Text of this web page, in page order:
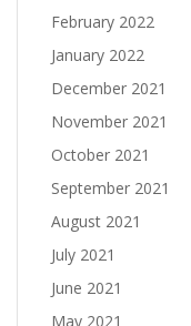
February 2022
January 2022
December 2021
November 2021
October 2021
September 2021
August 2021
July 2021
June 2021
May 2021